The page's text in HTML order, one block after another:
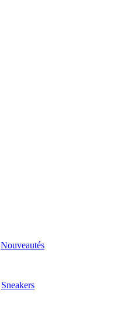
Nouveautés
Sneakers